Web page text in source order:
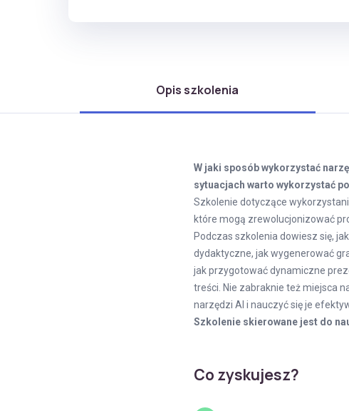
Opis szkolenia
W jaki sposób wykorzystać
sytuacjach warto wykorzystać
Szkolenie dotyczące
które mogą zrewolucjonizować
Podczas szkolenia dowiesz się,
dydaktyczne, jak wygenerować
jak przygotować dynamiczne
treści. Nie zabraknie też miejsca
narzędzi AI i nauczyć się je
Szkolenie skierowane jest do
Co zyskujesz?